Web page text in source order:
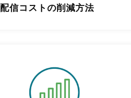
配信コストの削減方法